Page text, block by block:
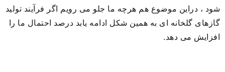
شود ، دراین موضوع هم هرچه ما جلو می رویم اگر فرآیند تولید
گازهای گلخانه ای به همین شکل ادامه یابد درصد احتمال ما را
افزایش می دهد.